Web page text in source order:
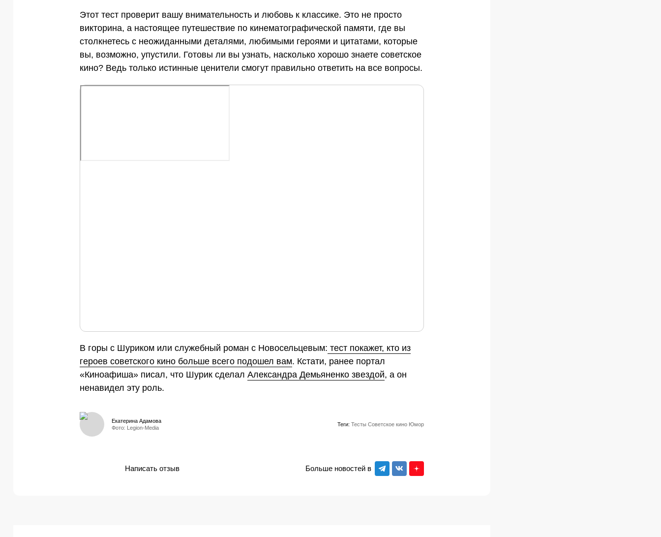
Этот тест проверит вашу внимательность и любовь к классике. Это не просто
викторина, а настоящее путешествие по кинематографической памяти, где вы
столкнетесь с неожиданными деталями, любимыми героями и цитатами, которые
вы, возможно, упустили. Готовы ли вы узнать, насколько хорошо знаете советское
кино? Ведь только истинные ценители смогут правильно ответить на все вопросы.
В горы с Шуриком или служебный роман с Новосельцевым: тест покажет, кто из
героев советского кино больше всего подошел вам. Кстати, ранее портал
«Киноафиша» писал, что Шурик сделал Александра Демьяненко звездой, а он
ненавидел эту роль.
Фото: Legion-Media
Екатерина Адамова
Теги: Тесты Советское кино Юмор
Больше новостей в
Написать отзыв